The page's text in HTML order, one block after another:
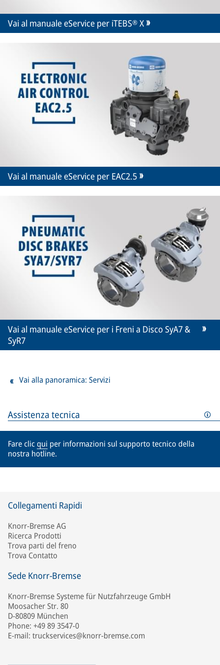
Assistenza tecnica
Fare clicqui per informazioni sul supporto tecnico della
nostra hotline.
Vai al manuale eService per iTEBS® X
Vai al manuale eService per EAC2.5
Vai al manuale eService per i Freni a Disco SyA7 &
SyR7
Vai alla panoramica: Servizi
Collegamenti Rapidi
Knorr-Bremse AG
Ricerca Prodotti
Trova parti del freno
Trova Contatto
Sede Knorr-Bremse
Knorr-Bremse Systeme für Nutzfahrzeuge GmbH
Moosacher Str. 80
D-80809 München
Phone: +49 89 3547-0
E-mail: truckservices@knorr-bremse.com